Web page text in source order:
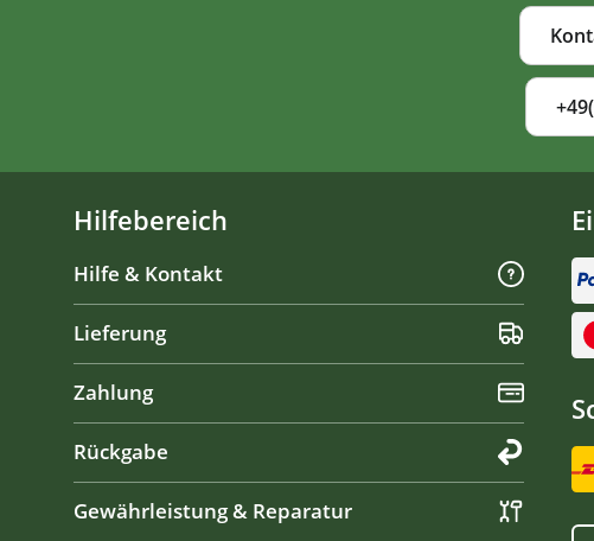
Hilfebereich
Hilfe & Kontakt
Lieferung
Zahlung
Rückgabe
Gewährleistung & Reparatur